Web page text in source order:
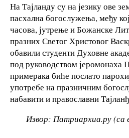
На Тајланду су на језику ове
пасхална богослужења, међу
часова, јутрење и Божанске
празних Светог Христовог
обавили студенти Духовне
под руководством јеромонаха
примерака биће послато
употребе на празничним
набавити и православни
Извор: Патриархиа.ру (са